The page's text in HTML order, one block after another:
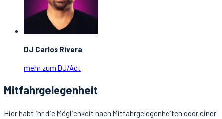
DJ Carlos Rivera
mehr zum DJ/Act
Mitfahrgelegenheit
Hier habt ihr die Möglichkeit nach Mitfahrgelegenheiten oder einer